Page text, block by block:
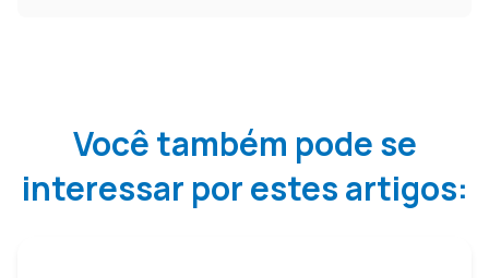
Você também pode se
interessar por estes artigos: